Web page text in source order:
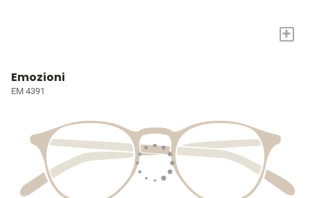
+
Emozioni
EM 4391